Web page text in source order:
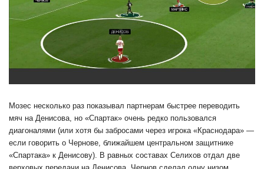
Мозес несколько раз показывал партнерам быстрее переводить
мяч на Денисова, но «Спартак» очень редко пользовался
диагоналями (или хотя бы забросами через игрока «Краснодара» —
если говорить о Чернове, ближайшем центральном защитнике
«Спартака» к Денисову). В равных составах Селихов отдал две